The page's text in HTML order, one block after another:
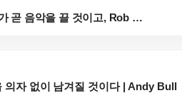
누군가 곧 음악을 끌 것이고, Rob Key는 앉을 의...
의자 없이 남겨질 것이다 | Andy Bull